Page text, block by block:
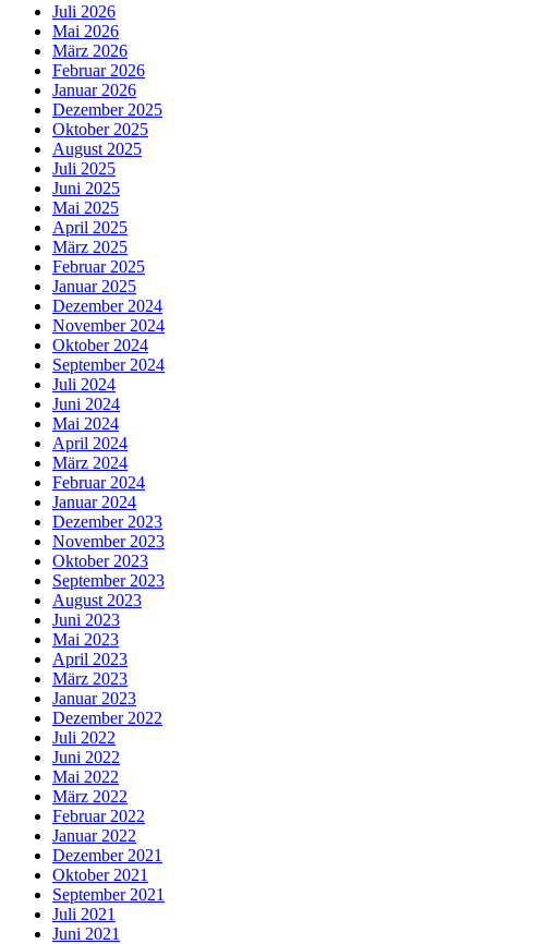
Juli 2026
Mai 2026
März 2026
Februar 2026
Januar 2026
Dezember 2025
Oktober 2025
August 2025
Juli 2025
Juni 2025
Mai 2025
April 2025
März 2025
Februar 2025
Januar 2025
Dezember 2024
November 2024
Oktober 2024
September 2024
Juli 2024
Juni 2024
Mai 2024
April 2024
März 2024
Februar 2024
Januar 2024
Dezember 2023
November 2023
Oktober 2023
September 2023
August 2023
Juni 2023
Mai 2023
April 2023
März 2023
Januar 2023
Dezember 2022
Juli 2022
Juni 2022
Mai 2022
März 2022
Februar 2022
Januar 2022
Dezember 2021
Oktober 2021
September 2021
Juli 2021
Juni 2021